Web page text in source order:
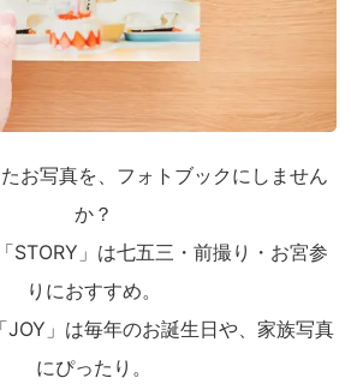
お写真を、フォトブックにしません
か？
STORY」は七五三・前撮り・お宮参
りにおすすめ。
JOY」は毎年のお誕生日や、家族写真
にぴったり。